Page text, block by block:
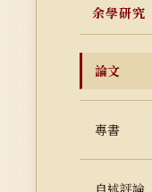
余學研究
論文
專書
自述評論